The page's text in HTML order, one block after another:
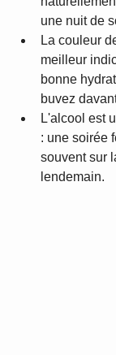
une nuit de
La couleur
meilleur
bonne
buvez
L'alcool est
: une soirée
souvent sur
lendemain.